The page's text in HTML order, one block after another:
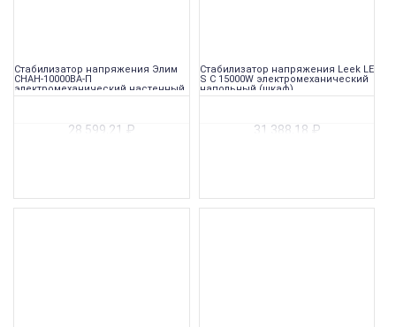
Стабилизатор напряжения Элим
СНАН-10000ВА-П
электромеханический настенный
28 599,21 ₽
Стабилизатор напряжения Leek LE
S C 15000W электромеханический
напольный (шкаф)
31 388,18 ₽